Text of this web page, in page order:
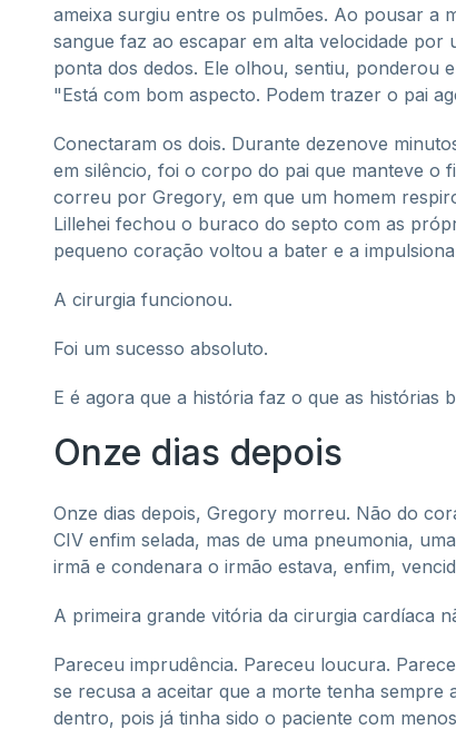
ameixa surgiu entre os pulmões. Ao pousar a
sangue faz ao escapar em alta velocidade
ponta dos dedos. Ele olhou, sentiu, ponderou
"Está com bom aspecto. Podem trazer o pai
Conectaram os dois. Durante dezenove
em silêncio, foi o corpo do pai que manteve o
correu por Gregory, em que um homem
Lillehei fechou o buraco do septo com as
pequeno coração voltou a bater e a
A cirurgia funcionou.
Foi um sucesso absoluto.
E é agora que a história faz o que as histórias
Onze dias depois
Onze dias depois, Gregory morreu. Não do
CIV enfim selada, mas de uma pneumonia,
irmã e condenara o irmão estava, enfim,
A primeira grande vitória da cirurgia cardíaca
Pareceu imprudência. Pareceu loucura.
se recusa a aceitar que a morte tenha sempre
dentro, pois já tinha sido o paciente com